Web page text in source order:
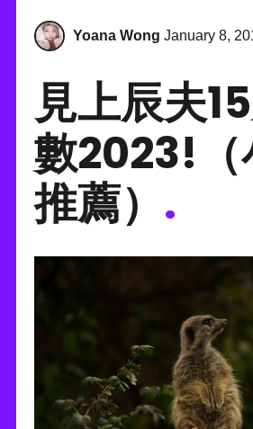
Yoana Wong January 8,
見上辰夫
數2023!（
推薦） .